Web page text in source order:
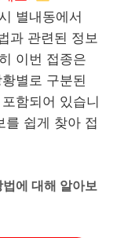
별내동에서
과 관련된 정보
이번 접종은
별로 구분된
함되어 있습니
를 쉽게 찾아 접
에 대해 알아보